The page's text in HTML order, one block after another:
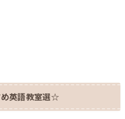
め英語教室選☆